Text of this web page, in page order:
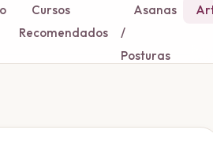
Cursos
Recomendados
Asanas
/
Posturas